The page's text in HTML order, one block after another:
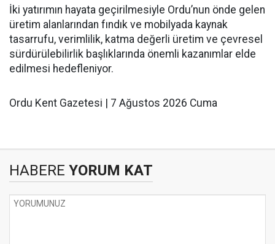
İki yatırımın hayata geçirilmesiyle Ordu’nun önde gelen
üretim alanlarından fındık ve mobilyada kaynak
tasarrufu, verimlilik, katma değerli üretim ve çevresel
sürdürülebilirlik başlıklarında önemli kazanımlar elde
edilmesi hedefleniyor.
Ordu Kent Gazetesi | 7 Ağustos 2026 Cuma
HABERE YORUM KAT